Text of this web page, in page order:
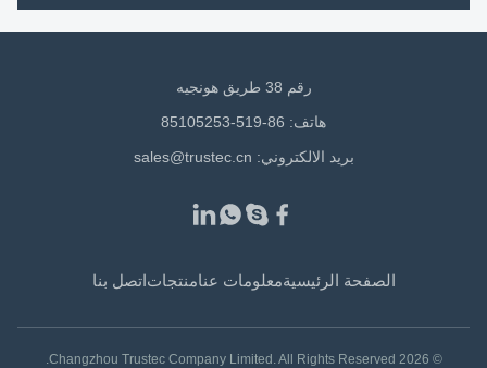
هاتف: 86-519-85105253
بريد الالكتروني: sales@trustec.cn
الصفحة الرئيسيةمعلومات عنامنتجاتاتصل بنا